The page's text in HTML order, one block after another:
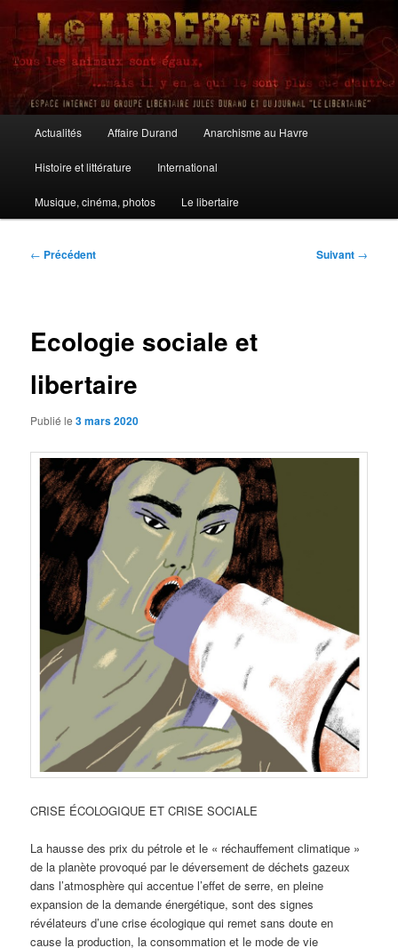
Aller
contenu
principalLe Libertaire
principal
Actualités Affaire Durand Anarchisme au Havre
Histoire et littérature International
Musique, cinéma, photos Le libertaire
Navigation
← Précédent Suivant →
Ecologie sociale et
libertaire
Publié le3 mars 2020
CRISE ÉCOLOGIQUE ET CRISE SOCIALE
La hausse des prix du pétrole et le « réchauffement climatique »
de la planète provoqué par le déversement de déchets gazeux
dans l’atmosphère qui accentue l’effet de serre, en pleine
expansion de la demande énergétique, sont des signes
révélateurs d’une crise écologique qui remet sans doute en
cause la production, la consommation et le mode de vie